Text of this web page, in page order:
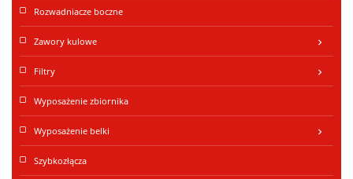
Rozwadniacze boczne
Zawory kulowe keyboard_arrow_right
Filtry keyboard_arrow_right
Wyposażenie zbiornika
Wyposażenie belki keyboard_arrow_right
Szybkozłącza